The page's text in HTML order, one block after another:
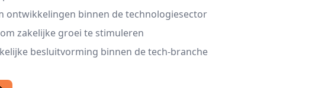
ontwikkelingen binnen de technologiesector
zakelijke groei te stimuleren
besluitvorming binnen de tech-branche